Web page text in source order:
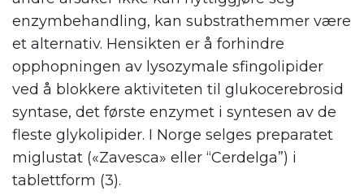
enzymbehandling, kan substrathemmer være
et alternativ. Hensikten er å forhindre
opphopningen av lysozymale sfingolipider
ved å blokkere aktiviteten til glukocerebrosid
syntase, det første enzymet i syntesen av de
fleste glykolipider. I Norge selges preparatet
miglustat («Zavesca» eller “Cerdelga”) i
tablettform (3).